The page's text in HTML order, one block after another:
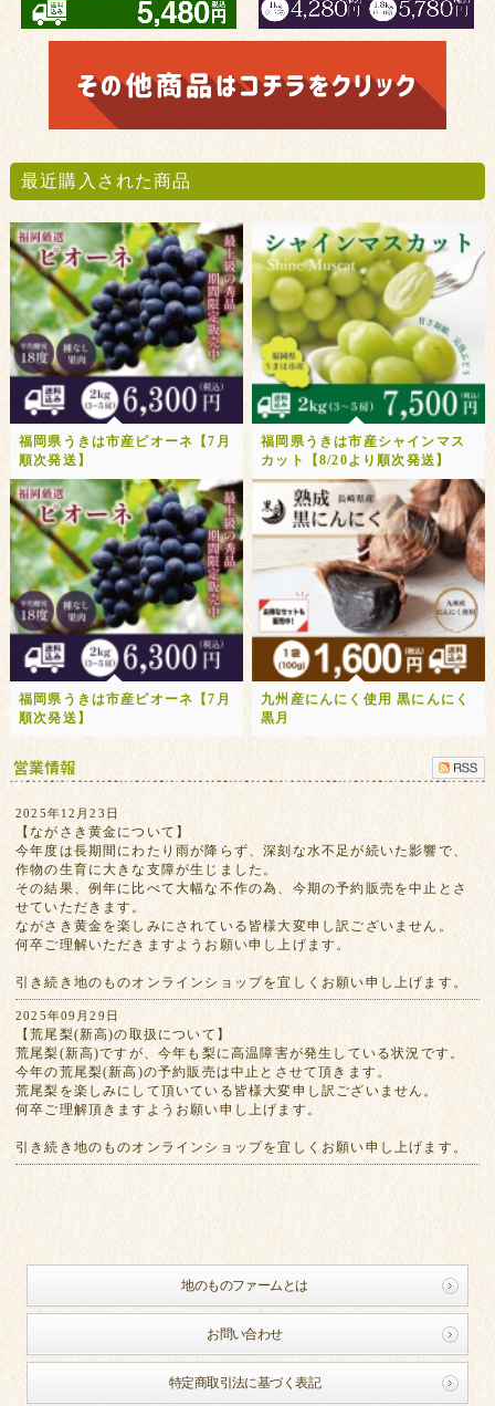
最近購入された商品
福岡県うきは市産ピオーネ【7月
順次発送】
福岡県うきは市産シャインマス
カット【8/20より順次発送】
福岡県うきは市産ピオーネ【7月
順次発送】
九州産にんにく使用 黒にんにく
黒月
2025年12月23日
【ながさき黄金について】
今年度は長期間にわたり雨が降らず、深刻な水不足が続いた影響で、
作物の生育に大きな支障が生じました。
その結果、例年に比べて大幅な不作の為、今期の予約販売を中止とさ
せていただきます。
ながさき黄金を楽しみにされている皆様大変申し訳ございません。
何卒ご理解いただきますようお願い申し上げます。
引き続き地のものオンラインショップを宜しくお願い申し上げます。
2025年09月29日
【荒尾梨(新高)の取扱について】
荒尾梨(新高)ですが、今年も梨に高温障害が発生している状況です。
今年の荒尾梨(新高)の予約販売は中止とさせて頂きます。
荒尾梨を楽しみにして頂いている皆様大変申し訳ございません。
何卒ご理解頂きますようお願い申し上げます。
引き続き地のものオンラインショップを宜しくお願い申し上げます。
地のものファームとは
お問い合わせ
特定商取引法に基づく表記